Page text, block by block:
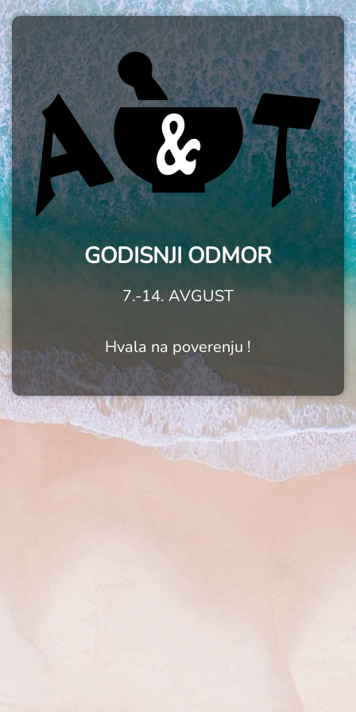
GODISNJI ODMOR
7.-14. AVGUST
Hvala na poverenju !